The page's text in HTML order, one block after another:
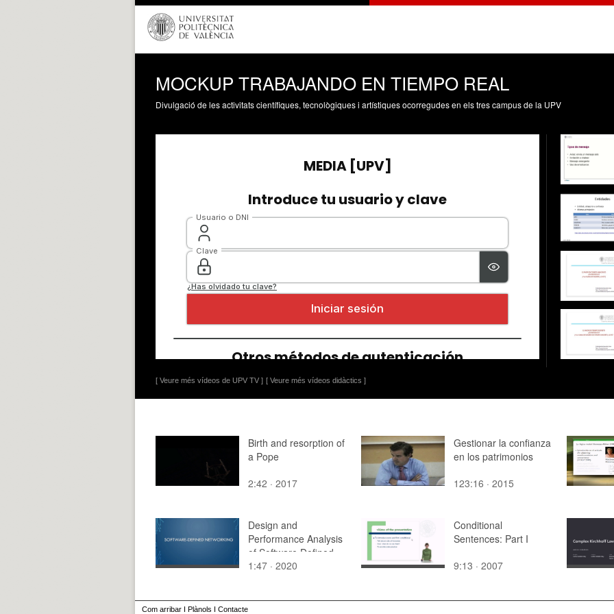
MOCKUP TRABAJANDO EN TIEMPO REAL
Divulgació de les activitats científiques, tecnològiques i artístiques ocorregudes en els tres campus de la UPV
[ Veure més vídeos de UPV TV ] [ Veure més vídeos didàctics ]
Birth and resorption of
a Pope
2:42 · 2017
Gestionar la confianza
en los patrimonios
123:16 · 2015
Design and
Performance Analysis
of Software Defined
Networking based
1:47 · 2020
Conditional
Sentences: Part I
9:13 · 2007
Com arribar I Plànols I Contacte